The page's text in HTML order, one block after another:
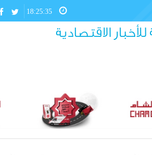
18:25:37
الاقتصادية